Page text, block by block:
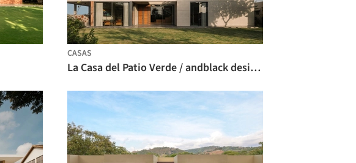
CASAS
La Casa del Patio Verde / andblack design studio